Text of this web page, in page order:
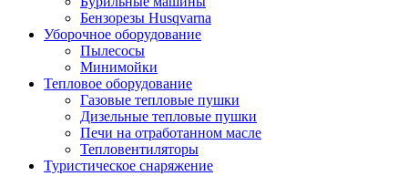
Бензорезы Husqvarna
Уборочное оборудование
Пылесосы
Минимойки
Тепловое оборудование
Газовые тепловые пушки
Дизельные тепловые пушки
Печи на отработанном масле
Тепловентиляторы
Туристическое снаряжение